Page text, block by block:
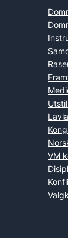
VM